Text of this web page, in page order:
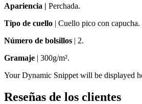
Apariencia | Perchada.
Tipo de cuello | Cuello pico con capucha.
Número de bolsillos | 2.
Gramaje | 300g/m².
Your Dynamic Snippet will be displayed
Reseñas de los clientes